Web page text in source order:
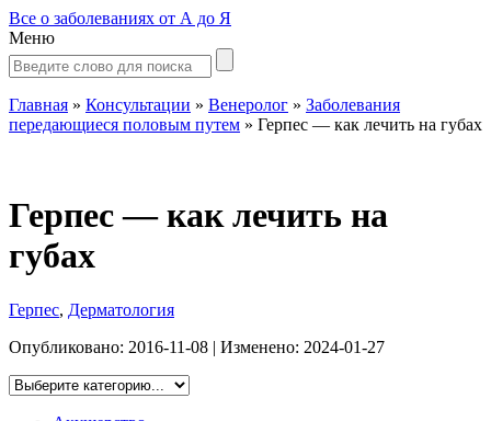
Все о заболеваниях от А до Я
Меню
Главная » Консультации » Венеролог » Заболевания
передающиеся половым путем » Герпес — как лечить на губах
Герпес — как лечить на
губах
Герпес, Дерматология
Опубликовано: 2016-11-08 | Изменено: 2024-01-27